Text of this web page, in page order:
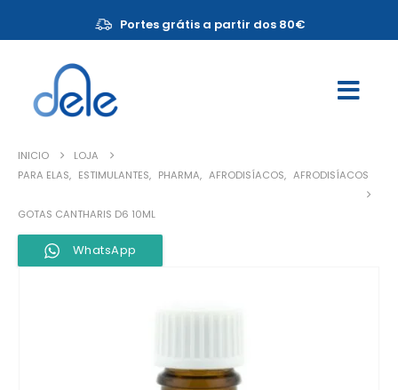
Portes grátis a partir dos 80€
INICIO
LOJA
PARA ELAS, ESTIMULANTES, PHARMA, AFRODISÍACOS, AFRODISÍACOS
GOTAS CANTHARIS D6 10ML
WhatsApp